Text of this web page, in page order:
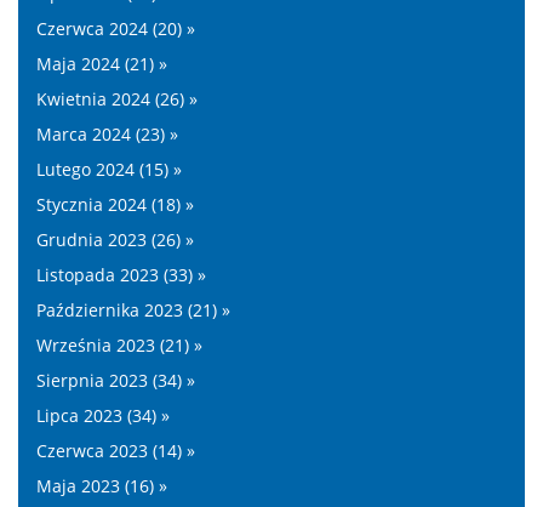
Czerwca 2024 (20) »
Maja 2024 (21) »
Kwietnia 2024 (26) »
Marca 2024 (23) »
Lutego 2024 (15) »
Stycznia 2024 (18) »
Grudnia 2023 (26) »
Listopada 2023 (33) »
Października 2023 (21) »
Września 2023 (21) »
Sierpnia 2023 (34) »
Lipca 2023 (34) »
Czerwca 2023 (14) »
Maja 2023 (16) »